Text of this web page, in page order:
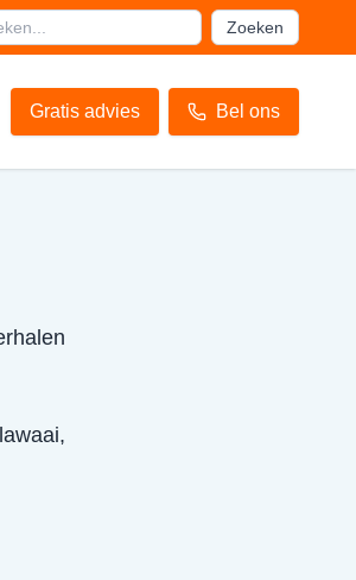
Zoeken
Gratis advies Bel ons